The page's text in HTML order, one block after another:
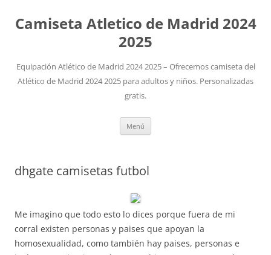
Camiseta Atletico de Madrid 2024
2025
Equipación Atlético de Madrid 2024 2025 – Ofrecemos camiseta del
Atlético de Madrid 2024 2025 para adultos y niños. Personalizadas
gratis.
Menú
dhgate camisetas futbol
Me imagino que todo esto lo dices porque fuera de mi
corral existen personas y paises que apoyan la
homosexualidad, como también hay paises, personas e